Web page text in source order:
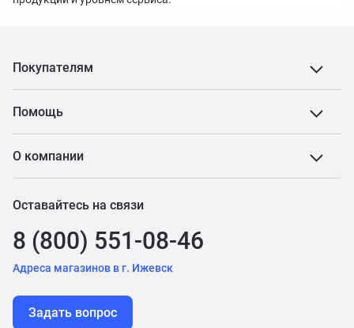
Покупателям
Помощь
О компании
Оставайтесь на связи
8 (800) 551-08-46
Адреса магазинов в г. Ижевск
Задать вопрос